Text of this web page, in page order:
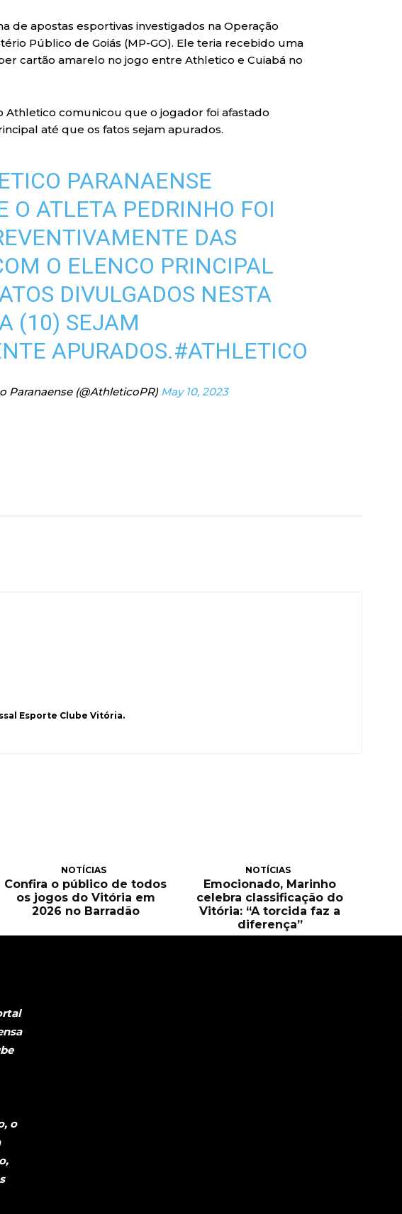
de apostas esportivas investigados na Operação
Público de Goiás (MP-GO). Ele teria recebido uma
cartão amarelo no jogo entre Athletico e Cuiabá no
Athletico comunicou que o jogador foi afastado
até que os fatos sejam apurados.
PARANAENSE
O ATLETA PEDRINHO FOI
DAS
O ELENCO PRINCIPAL
DIVULGADOS NESTA
(10) SEJAM
APURADOS.#ATHLETICO
Paranaense (@AthleticoPR) May 10, 2023
Esporte Clube Vitória.
NOTÍCIAS
Confira o público de todos
os jogos do Vitória em
2026 no Barradão
NOTÍCIAS
Emocionado, Marinho
celebra classificação do
Vitória: “A torcida faz a
diferença”
o